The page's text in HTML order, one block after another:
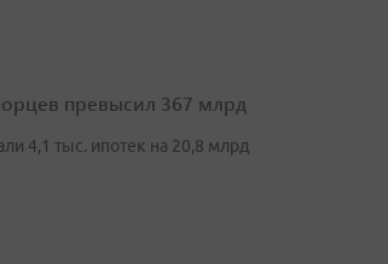
превысил 367 млрд
4,1 тыс. ипотек на 20,8 млрд